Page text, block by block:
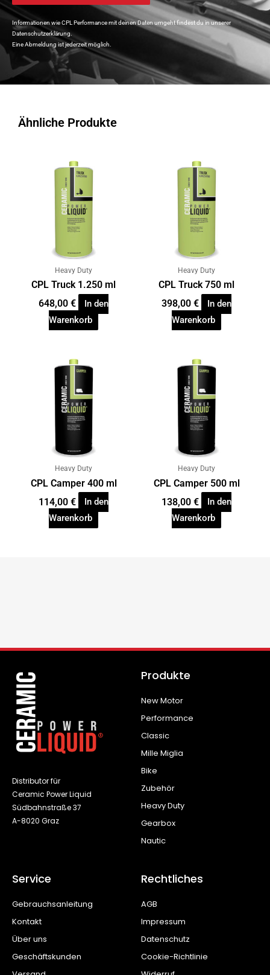
Informationen wie CPL Performance mit deinen Daten umgeht findest du in unserer
Datenschutzerklärung.
Eine Abmeldung ist jederzeit möglich.
Ähnliche Produkte
Heavy Duty
CPL Truck 1.250 ml
648,00 €
In den
Warenkorb
Heavy Duty
CPL Truck 750 ml
398,00 €
In den
Warenkorb
Heavy Duty
CPL Camper 400 ml
114,00 €
In den
Warenkorb
Heavy Duty
CPL Camper 500 ml
138,00 €
In den
Warenkorb
Distributor für
Ceramic Power Liquid
Südbahnstraße 37
A-8020 Graz
Produkte
New Motor
Performance
Classic
Mille Miglia
Bike
Zubehör
Heavy Duty
Gearbox
Nautic
Service
Gebrauchsanleitung
Kontakt
Über uns
Geschäftskunden
Rechtliches
AGB
Impressum
Datenschutz
Cookie-Richtlinie